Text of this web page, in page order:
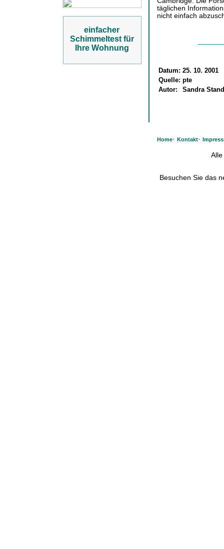
einfacher
Schimmeltest für
Ihre Wohnung
täglichen
nicht einfach
Datum: 25. 10. 2001
Quelle: pte
Autor:
Sandra
Home· Kontakt·
Besuchen Sie das